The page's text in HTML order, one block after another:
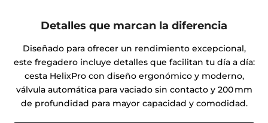
Detalles que marcan la diferencia
Diseñado para ofrecer un rendimiento excepcional,
este fregadero incluye detalles que facilitan tu día a día:
cesta HelixPro con diseño ergonómico y moderno,
válvula automática para vaciado sin contacto y 200 mm
de profundidad para mayor capacidad y comodidad.